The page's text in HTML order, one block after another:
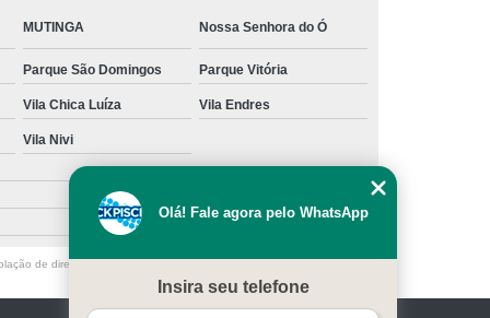
Filtro Piscina
Limpeza Piscina Verde
Piscina
Manutenção de Piscina
em Piscina
Manutenção para Piscina
Cheia
Manutenção Piscina Fibra
Piscina Vinil
Manutenção de Bomba de Piscina
Manutenção de Motor de Piscina
Manutenção em Filtro de Piscina
MUTINGA Nossa Senhora do Ó
Parque São Domingos Parque Vitória
Vila Chica Luíza Vila Endres
Vila Nivi
de direito autoral – artigo 184 do Código Penal –
Olá! Fale agora pelo WhatsApp
Insira seu telefone